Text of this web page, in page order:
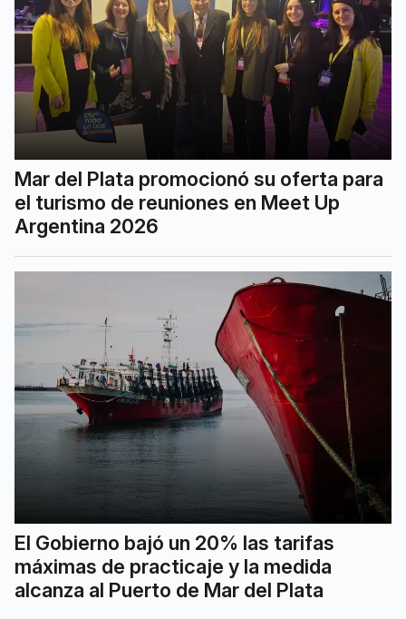
Mar del Plata promocionó su oferta para
el turismo de reuniones en Meet Up
Argentina 2026
El Gobierno bajó un 20% las tarifas
máximas de practicaje y la medida
alcanza al Puerto de Mar del Plata